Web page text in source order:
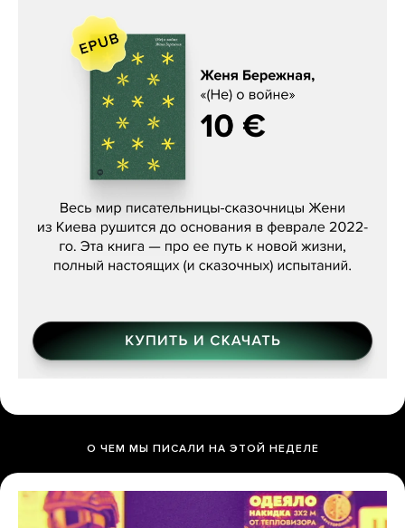
Женя Бережная, «(Не) о войне»
О ЧЕМ МЫ ПИСАЛИ НА ЭТОЙ НЕДЕЛЕ